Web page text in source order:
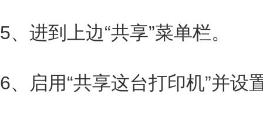
5、进到上边“共享”菜单栏。
6、启用“共享这台打印机”并设